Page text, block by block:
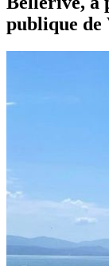
publique de